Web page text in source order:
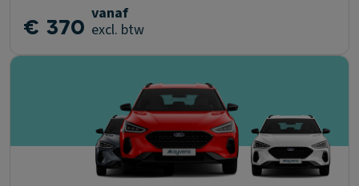
€ 370 vanaf
excl. btw